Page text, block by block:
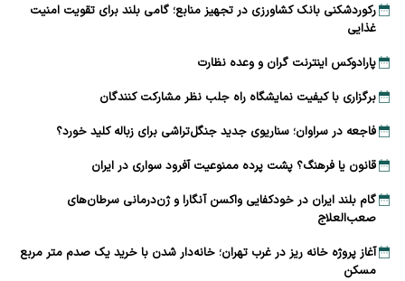
رکوردشکنی بانک کشاورزی در تجهیز منابع؛ گامی بلند برای تقویت امنیت
غذایی
پارادوکس اینترنت گران و وعده نظارت
برگزاری با کیفیت نمایشگاه راه جلب نظر مشارکت‌ کنندگان
فاجعه در سراوان؛ سناریوی جدید جنگل‌تراشی برای زباله کلید خورد؟
قانون یا فرهنگ؟ پشت پرده ممنوعیت آفرود سواری در ایران
گام بلند ایران در خودکفایی واکسن آنگارا و ژن‌درمانی سرطان‌های
صعب‌العلاج
آغاز پروژه خانه ریز در غرب تهران؛ خانه‌دار شدن با خرید یک صدم متر مربع
مسکن